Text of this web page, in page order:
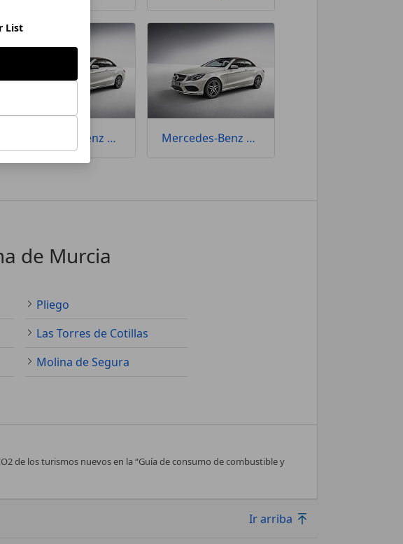
Mercedes-Benz Clase E Mercedes-Benz E 500
de Murcia
Pliego
Las Torres de Cotillas
Molina de Segura
de los turismos nuevos en la “Guía de consumo de combustible y
Ir arriba
List